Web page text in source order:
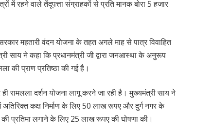
में रहने वाले तेंदूपत्ता संग्राहकों से प्रति मानक बोरा 5 हजार
महतारी वंदन योजना के तहत अगले माह से पात्र विवाहित
साय ने कहा कि प्रधानमंत्री जी द्वारा जनआस्था के अनुरूप
की प्राण प्रतिष्ठा की गई है।
रामलला दर्शन योजना लागू करने जा रही है। मुख्यमंत्री साय ने
अतिरिक्त कक्ष निर्माण के लिए 50 लाख रूपए और दुर्ग नगर के
प्रतिमा लगाने के लिए 25 लाख रूपए की घोषणा की।